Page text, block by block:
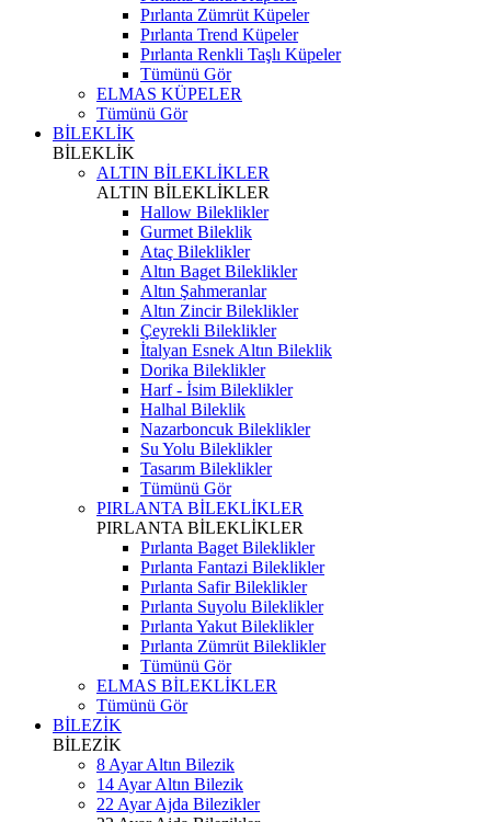
Pırlanta Zümrüt Küpeler
Pırlanta Trend Küpeler
Pırlanta Renkli Taşlı Küpeler
Tümünü Gör
ELMAS KÜPELER
Tümünü Gör
BİLEKLİK
BİLEKLİK
ALTIN BİLEKLİKLER
ALTIN BİLEKLİKLER
Hallow Bileklikler
Gurmet Bileklik
Ataç Bileklikler
Altın Baget Bileklikler
Altın Şahmeranlar
Altın Zincir Bileklikler
Çeyrekli Bileklikler
İtalyan Esnek Altın Bileklik
Dorika Bileklikler
Harf - İsim Bileklikler
Halhal Bileklik
Nazarboncuk Bileklikler
Su Yolu Bileklikler
Tasarım Bileklikler
Tümünü Gör
PIRLANTA BİLEKLİKLER
PIRLANTA BİLEKLİKLER
Pırlanta Baget Bileklikler
Pırlanta Fantazi Bileklikler
Pırlanta Safir Bileklikler
Pırlanta Suyolu Bileklikler
Pırlanta Yakut Bileklikler
Pırlanta Zümrüt Bileklikler
Tümünü Gör
ELMAS BİLEKLİKLER
Tümünü Gör
BİLEZİK
BİLEZİK
8 Ayar Altın Bilezik
14 Ayar Altın Bilezik
22 Ayar Ajda Bilezikler